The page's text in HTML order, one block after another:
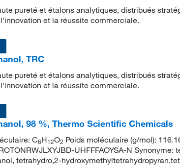
pureté et étalons analytiques, distribués
et la réussite commerciale.
TRC
pureté et étalons analytiques, distribués
et la réussite commerciale.
98 %, Thermo Scientific Chemicals
C6H12O2 Poids moléculaire (g/mol):
UHFFFAOYSA-N Synonyme:
tetrahydro,2-